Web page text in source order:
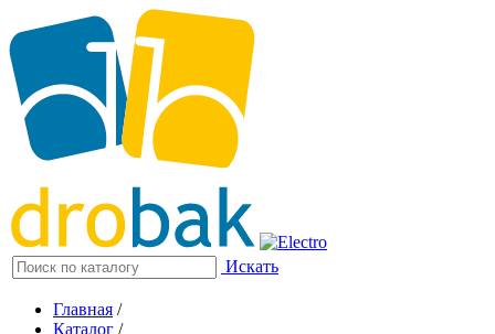
Искать
Главная /
Каталог /